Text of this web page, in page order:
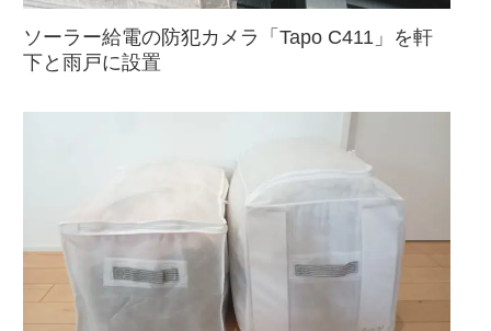
ソーラー給電の防犯カメラ「Tapo C411」を軒
下と雨戸に設置